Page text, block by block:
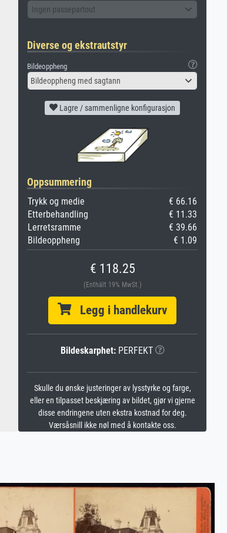
Ingen passepartout
Diverse og ekstrautstyr
Bildeoppheng
Bildeoppheng med sagtann
Lagre / sammenligne konfigurasjon
Oppsummering
Trykk og medie
€ 66.16
Etterbehandling
€ 11.33
Lerretsramme
€ 39.66
Bildeoppheng
€ 1.09
€ 118.25
(Enthält 19% MwSt.)
Legg i handlekurv
Bildeskarphet:PERFEKT
Skulle du ønske justeringer av lysstyrke og farge,
eller en tilpasset beskjæring av bildet, gjør vi gjerne
disse endringene uten ekstra kostnad for deg.
Værsåsnill ikke nøl med å kontakte oss.